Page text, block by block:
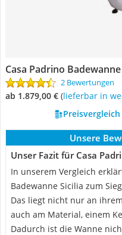
Casa Padrino
2 Bewertungen
ab 1.879,00 € ( Lieferbar in
Unsere
Unser Fazit für Casa
In unserem Vergleich
Badewanne Sicilia zum
Das liegt nicht nur an
auch am Material, einem
Dadurch ist die Wanne